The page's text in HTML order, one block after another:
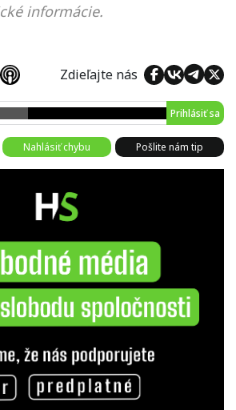
informácie.
Zdieľajte nás
Prihlásiť sa
Nahlásiť chybu Pošlite nám tip